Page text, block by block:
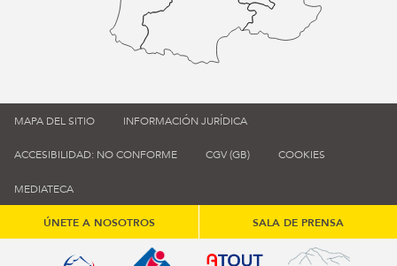
MAPA DEL SITIO INFORMACIÓN JURÍDICA
ACCESIBILIDAD: NO CONFORME CGV (GB) COOKIES
MEDIATECA
ÚNETE A NOSOTROS SALA DE PRENSA